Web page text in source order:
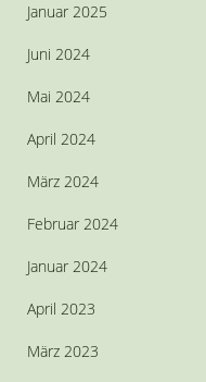
Januar 2025
Juni 2024
Mai 2024
April 2024
März 2024
Februar 2024
Januar 2024
April 2023
März 2023